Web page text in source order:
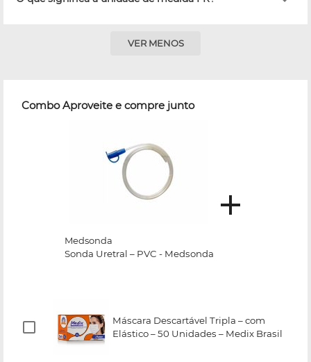
VER MENOS
Combo Aproveite e compre junto
Medsonda
Sonda Uretral – PVC - Medsonda
Máscara Descartável Tripla – com
Elástico – 50 Unidades – Medix Brasil